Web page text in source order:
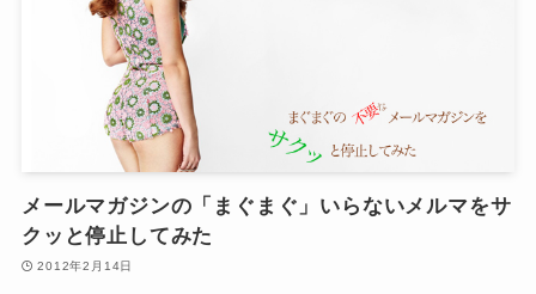
メールマガジンの「まぐまぐ」いらないメルマをサ
クッと停止してみた
2012年2月14日